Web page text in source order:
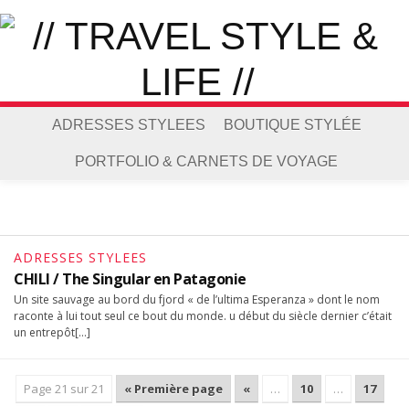
ADRESSES STYLEES BOUTIQUE STYLÉE
PORTFOLIO & CARNETS DE VOYAGE
ADRESSES STYLEES
CHILI / The Singular en Patagonie
Un site sauvage au bord du fjord « de l’ultima Esperanza » dont le nom
raconte à lui tout seul ce bout du monde. u début du siècle dernier c’était
un entrepôt[…]
Page 21 sur 21 « Première page « … 10 …
17